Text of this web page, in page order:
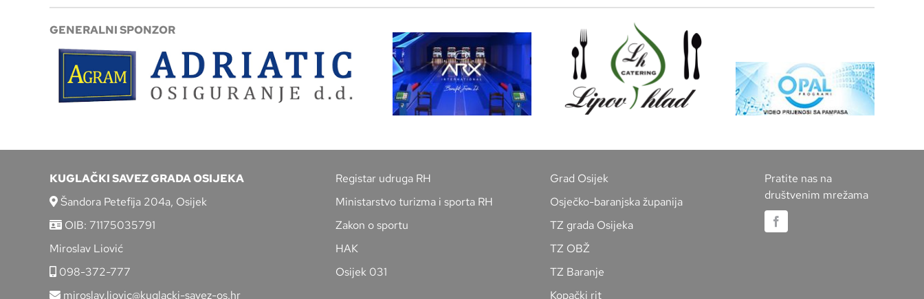
GENERALNI SPONZOR
KUGLAČKI SAVEZ GRADA OSIJEKA
Šandora Petefija 204a, Osijek
OIB: 71175035791
Miroslav Liović
098-372-777
miroslav.liovic@kuglacki-savez-os.hr
Registar udruga RH
Ministarstvo turizma i sporta RH
Zakon o sportu
HAK
Osijek 031
Grad Osijek
Osječko-baranjska županija
TZ grada Osijeka
TZ OBŽ
TZ Baranje
Kopački rit
Pratite nas na
društvenim mrežama